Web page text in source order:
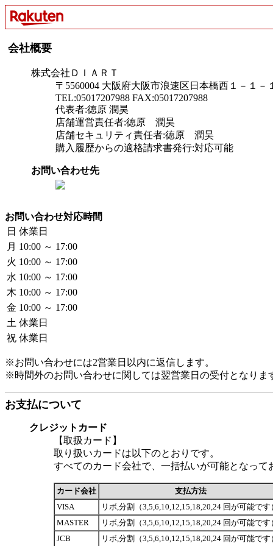
会社概要
株式会社ＤＩＡＲＴ
〒5560004 大阪府大阪市浪速区日本橋西１－１－
TEL:05017207988 FAX:05017207988
代表者:徳原 潤昊
店舗運営責任者:徳原 潤昊
店舗セキュリティ責任者:徳原 潤昊
購入履歴からの適格請求書発行:対応可能
お問い合わせ先
お問い合わせ対応時間
日 休業日
月 10:00 ～ 17:00
火 10:00 ～ 17:00
水 10:00 ～ 17:00
木 10:00 ～ 17:00
金 10:00 ～ 17:00
土 休業日
祝 休業日
※お問い合わせには2営業日以内に返信します。
※時間外のお問い合わせに関しては翌営業日の受付となりま
お支払について
クレジットカード
【取扱カード】
取り扱いカードは以下のとおりです。
すべてのカード会社で、一括払いが可能となって
カード会社
支払方法
VISA
リボ,分割（3,5,6,10,12,15,18,20,24 回が可能です
MASTER
リボ,分割（3,5,6,10,12,15,18,20,24 回が可能です
JCB
リボ,分割（3,5,6,10,12,15,18,20,24 回が可能です